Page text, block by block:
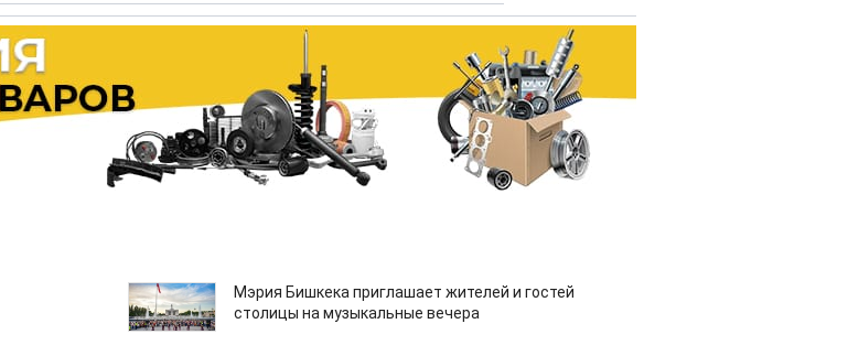
Мэрия Бишкека приглашает жителей и гостей
столицы на музыкальные вечера